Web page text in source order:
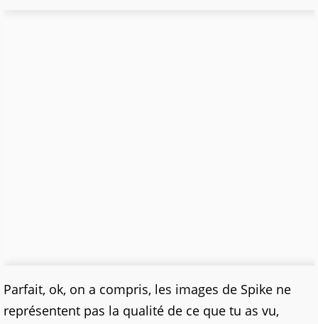
Parfait, ok, on a compris, les images de Spike ne
représentent pas la qualité de ce que tu as vu,